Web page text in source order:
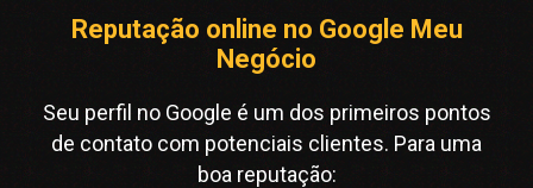
Reputação online no Google Meu
Negócio
Seu perfil no Google é um dos primeiros pontos
de contato com potenciais clientes. Para uma
boa reputação: